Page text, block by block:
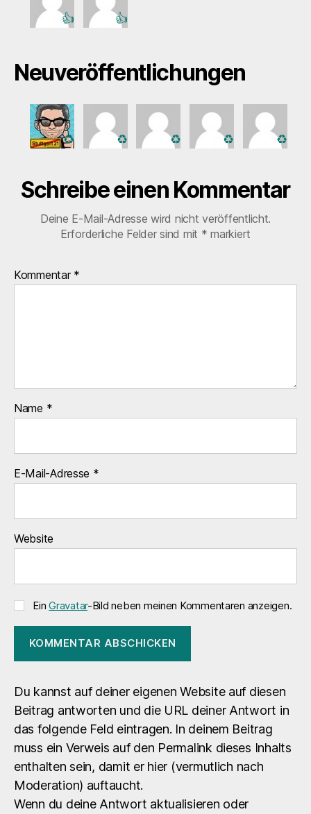
👍 👍
Neuveröffentlichungen
♻️ ♻️ ♻️ ♻️ ♻️
Schreibe einen Kommentar
Deine E-Mail-Adresse wird nicht veröffentlicht.
Erforderliche Felder sind mit * markiert
Kommentar *
Name *
E-Mail-Adresse *
Website
EinGravatar-Bild neben meinen Kommentaren anzeigen.
Du kannst auf deiner eigenen Website auf diesen
Beitrag antworten und die URL deiner Antwort in
das folgende Feld eintragen. In deinem Beitrag
muss ein Verweis auf den Permalink dieses Inhalts
enthalten sein, damit er hier (vermutlich nach
Moderation) auftaucht.
Wenn du deine Antwort aktualisieren oder